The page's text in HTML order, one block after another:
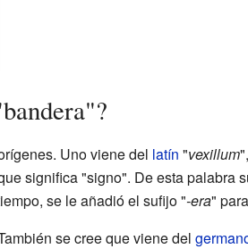
Uno viene del latín "vexillum
significa "signo". De esta palabra
se le añadió el sufijo "-era"
se cree que viene del